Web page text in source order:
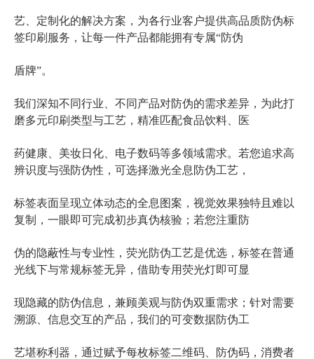
艺、定制化的解决方案，为各行业客户提供高品质防伪标
签印刷服务，让每一件产品都能拥有专属“防伪
盾牌”。
我们深知不同行业、不同产品对防伪的需求差异，为此打
磨多元印刷类型与工艺，精准匹配食品饮料、医
药健康、美妆日化、电子数码等多领域需求。若您追求高
辨识度与强防伪性，可选择激光全息防伪工艺，
标签表面呈现立体动态的全息图案，视觉效果独特且难以
复制，一眼即可完成初步真伪核验；若您注重防
伪的隐蔽性与专业性，荧光防伪工艺是优选，标签在普通
光线下与常规标签无异，借助专用荧光灯即可显
现隐藏的防伪信息，兼顾美观与防伪双重需求；针对需要
溯源、信息交互的产品，我们的可变数据防伪工
艺堪称利器，通过赋予每枚标签二维码、防伪码，消费者